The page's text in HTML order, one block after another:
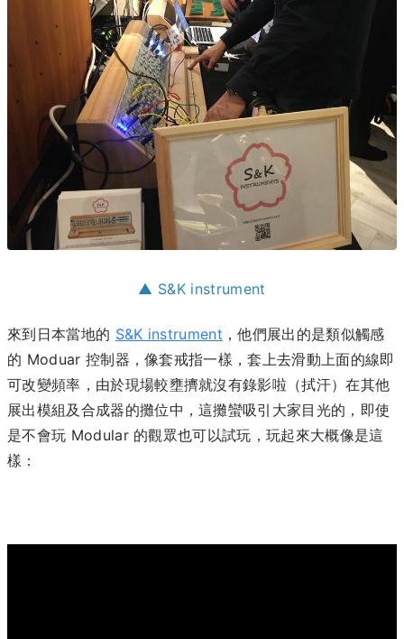
▲ S&K instrument
來到日本當地的 S&K instrument ，他們展出的是類似觸感
的 Moduar 控制器，像套戒指一樣，套上去滑動上面的線即
可改變頻率，由於現場較壅擠就沒有錄影啦（拭汗）在其他
展出模組及合成器的攤位中，這攤蠻吸引大家目光的，即使
是不會玩 Modular 的觀眾也可以試玩，玩起來大概像是這
樣：